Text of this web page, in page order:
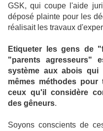
GSK, qui coupe l'aide
déposé plainte pour les
réalisait les travaux
Etiqueter les gens de
"parents agresseurs"
système aux abois
mêmes méthodes
ceux qu'il considère
des gêneurs.
Soyons conscients de